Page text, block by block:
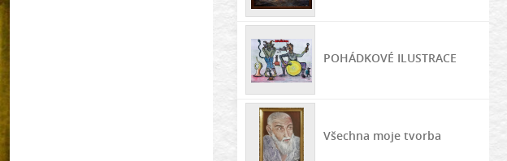
POHÁDKOVÉ ILUSTRACE
Všechna moje tvorba